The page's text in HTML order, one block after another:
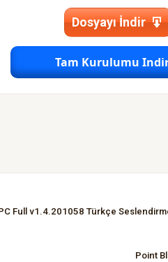
Dosyayı İndir
Tam Kurulumu
Full v1.4.201058 Türkçe
Point